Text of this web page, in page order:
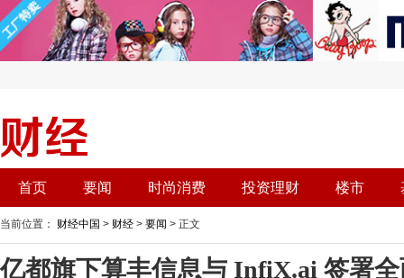
首页 要闻 时尚消费 投资理财 楼市
当前位置： 财经中国 > 财经 > 要闻 > 正文
亿都旗下算丰信息与 InfiX.ai 签署